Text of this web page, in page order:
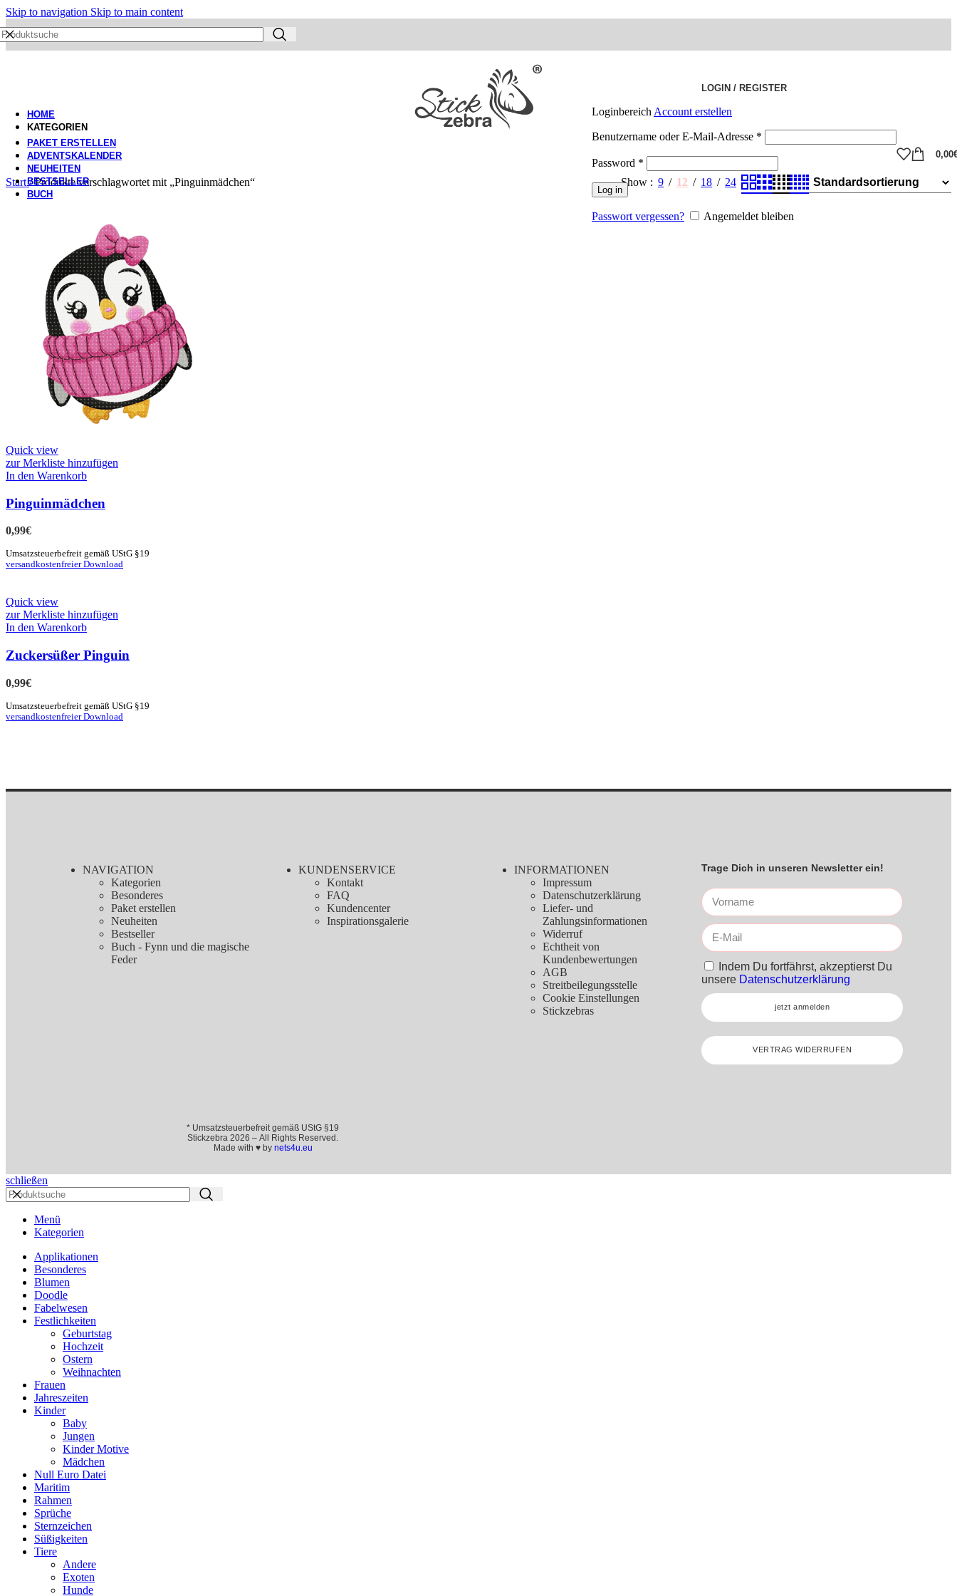
Skip to navigation Skip to main content
HOME
KATEGORIEN
PAKET ERSTELLEN
ADVENTSKALENDER
NEUHEITEN
BESTSELLER
BUCH
LOGIN / REGISTER
Loginbereich Account erstellen
Benutzername oder E-Mail-Adresse *
Password *
Log in
Passwort vergessen? Angemeldet bleiben
0,00
Start/ Produkte verschlagwortet mit „Pinguinmädchen“ Show 9 12 18 24
Quick view
zur Merkliste hinzufügen
In den Warenkorb
Pinguinmädchen
0,99€
Umsatzsteuerbefreit gemäß UStG §19
versandkostenfreier Download
Quick view
zur Merkliste hinzufügen
In den Warenkorb
Zuckersüßer Pinguin
0,99€
Umsatzsteuerbefreit gemäß UStG §19
versandkostenfreier Download
NAVIGATION
Kategorien
Besonderes
Paket erstellen
Neuheiten
Bestseller
Buch - Fynn und die magische
Feder
KUNDENSERVICE
Kontakt
FAQ
Kundencenter
Inspirationsgalerie
INFORMATIONEN
Impressum
Datenschutzerklärung
Liefer- und
Zahlungsinformationen
Widerruf
Echtheit von
Kundenbewertungen
AGB
Streitbeilegungsstelle
Cookie Einstellungen
Stickzebras
Trage Dich in unseren Newsletter ein!
Indem Du fortfährst, akzeptierst Du
unsere Datenschutzerklärung
jetzt anmelden
VERTRAG WIDERRUFEN
* Umsatzsteuerbefreit gemäß UStG §19
Stickzebra 2026 – All Rights Reserved.
Made with ♥ by nets4u.eu
schließen
Menü
Kategorien
Applikationen
Besonderes
Blumen
Doodle
Fabelwesen
Festlichkeiten
Geburtstag
Hochzeit
Ostern
Weihnachten
Frauen
Jahreszeiten
Kinder
Baby
Jungen
Kinder Motive
Mädchen
Null Euro Datei
Maritim
Rahmen
Sprüche
Sternzeichen
Süßigkeiten
Tiere
Andere
Exoten
Hunde